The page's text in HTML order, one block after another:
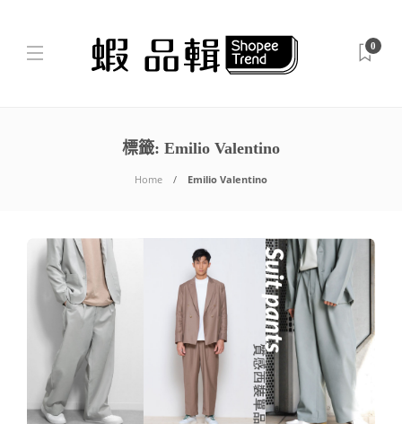
0
標籤: Emilio Valentino
Home Emilio Valentino